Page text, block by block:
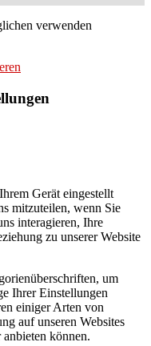
verwenden
Gerät eingestellt
mitzuteilen, wenn Sie
interagieren, Ihre
zu unserer Website
um
Ihrer Einstellungen
einiger Arten von
auf unseren Websites
können.